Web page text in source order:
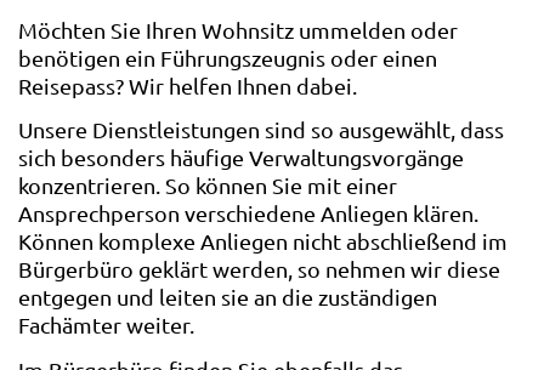
Möchten Sie Ihren Wohnsitz ummelden oder
benötigen ein Führungszeugnis oder einen
Reisepass? Wir helfen Ihnen dabei.
Unsere Dienstleistungen sind so ausgewählt, dass
sich besonders häufige Verwaltungsvorgänge
konzentrieren. So können Sie mit einer
Ansprechperson verschiedene Anliegen klären.
Können komplexe Anliegen nicht abschließend im
Bürgerbüro geklärt werden, so nehmen wir diese
entgegen und leiten sie an die zuständigen
Fachämter weiter.